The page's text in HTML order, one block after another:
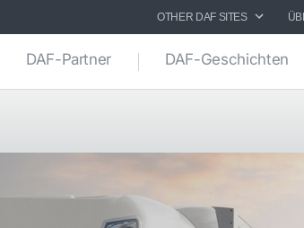
OTHER DAF SITES
DAF-Partner DAF-Geschichten